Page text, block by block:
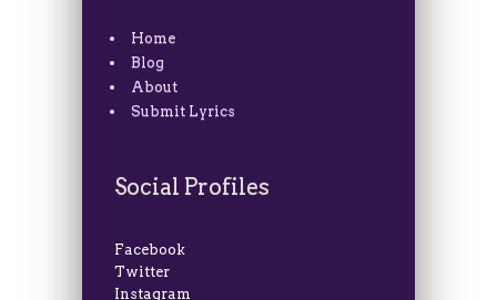
Home
Blog
About
Submit Lyrics
Social Profiles
Facebook
Twitter
Instagram